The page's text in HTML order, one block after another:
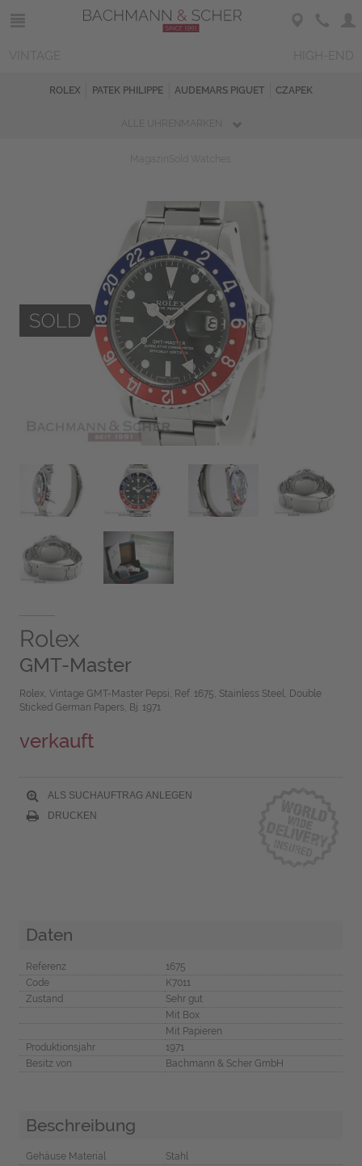
ROLEX PATEK PHILIPPE AUDEMARS PIGUET CZAPEK
Rolex
GMT-Master
Rolex, Vintage GMT-Master Pepsi, Ref. 1675, Stainless Steel, Double
Sticked German Papers, Bj. 1971
verkauft
ALS SUCHAUFTRAG ANLEGEN
DRUCKEN
Daten
Referenz
1675
Code
K7011
Zustand
Sehr gut
Mit Box
Mit Papieren
Produktionsjahr
1971
Besitz von
Bachmann & Scher GmbH
Beschreibung
Gehäuse Material
Stahl